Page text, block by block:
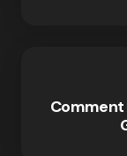
Comment